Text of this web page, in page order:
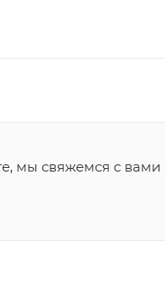
мы свяжемся с